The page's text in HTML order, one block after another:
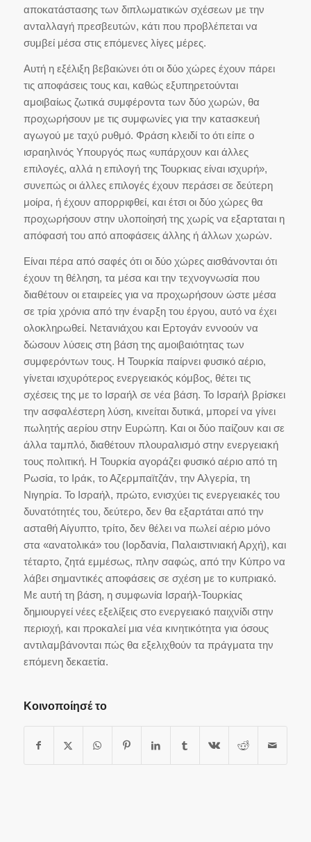
αποκατάστασης των διπλωματικών σχέσεων με την
ανταλλαγή πρεσβευτών, κάτι που προβλέπεται να
συμβεί μέσα στις επόμενες λίγες μέρες.
Αυτή η εξέλιξη βεβαιώνει ότι οι δύο χώρες έχουν πάρει
τις αποφάσεις τους και, καθώς εξυπηρετούνται
αμοιβαίως ζωτικά συμφέροντα των δύο χωρών, θα
προχωρήσουν με τις συμφωνίες για την κατασκευή
αγωγού με ταχύ ρυθμό. Φράση κλειδί το ότι είπε ο
ισραηλινός Υπουργός πως «υπάρχουν και άλλες
επιλογές, αλλά η επιλογή της Τουρκιας είναι ισχυρή»,
συνεπώς οι άλλες επιλογές έχουν περάσει σε δεύτερη
μοίρα, ή έχουν απορριφθεί, και έτσι οι δύο χώρες θα
προχωρήσουν στην υλοποίησή της χωρίς να εξαρταται η
απόφασή του από αποφάσεις άλλης ή άλλων χωρών.
Είναι πέρα από σαφές ότι οι δύο χώρες αισθάνονται ότι
έχουν τη θέληση, τα μέσα και την τεχνογνωσία που
διαθέτουν οι εταιρείες για να προχωρήσουν ώστε μέσα
σε τρία χρόνια από την έναρξη του έργου, αυτό να έχει
ολοκληρωθεί. Νετανιάχου και Ερτογάν εννοούν να
δώσουν λύσεις στη βάση της αμοιβαιότητας των
συμφερόντων τους. Η Τουρκία παίρνει φυσικό αέριο,
γίνεται ισχυρότερος ενεργειακός κόμβος, θέτει τις
σχέσεις της με το Ισραήλ σε νέα βάση. Το Ισραήλ βρίσκει
την ασφαλέστερη λύση, κινείται δυτικά, μπορεί να γίνει
πωλητής αερίου στην Ευρώπη. Και οι δύο παίζουν και σε
άλλα ταμπλό, διαθέτουν πλουραλισμό στην ενεργειακή
τους πολιτική. Η Τουρκία αγοράζει φυσικό αέριο από τη
Ρωσία, το Ιράκ, το Αζερμπαϊτζάν, την Αλγερία, τη
Νιγηρία. Το Ισραήλ, πρώτο, ενισχύει τις ενεργειακές του
δυνατότητές του, δεύτερο, δεν θα εξαρτάται από την
ασταθή Αίγυπτο, τρίτο, δεν θέλει να πωλεί αέριο μόνο
στα «ανατολικά» του (Ιορδανία, Παλαιστινιακή Αρχή), και
τέταρτο, ζητά εμμέσως, πλην σαφώς, από την Κύπρο να
λάβει σημαντικές αποφάσεις σε σχέση με το κυπριακό.
Με αυτή τη βάση, η συμφωνία Ισραήλ-Τουρκίας
δημιουργεί νέες εξελίξεις στο ενεργειακό παιχνίδι στην
περιοχή, και προκαλεί μια νέα κινητικότητα για όσους
αντιλαμβάνονται πώς θα εξελιχθούν τα πράγματα την
επόμενη δεκαετία.
Κοινοποίησέ το